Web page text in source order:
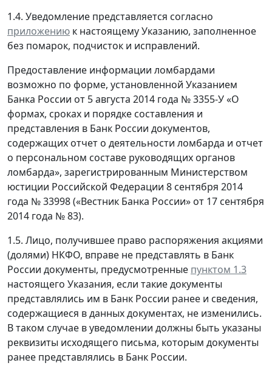
1.4. Уведомление представляется согласно
приложению к настоящему Указанию, заполненное
без помарок, подчисток и исправлений.
Предоставление информации ломбардами
возможно по форме, установленной Указанием
Банка России от 5 августа 2014 года № 3355-У «О
формах, сроках и порядке составления и
представления в Банк России документов,
содержащих отчет о деятельности ломбарда и отчет
о персональном составе руководящих органов
ломбарда», зарегистрированным Министерством
юстиции Российской Федерации 8 сентября 2014
года № 33998 («Вестник Банка России» от 17 сентября
2014 года № 83).
1.5. Лицо, получившее право распоряжения акциями
(долями) НКФО, вправе не представлять в Банк
России документы, предусмотренные пунктом 1.3
настоящего Указания, если такие документы
представлялись им в Банк России ранее и сведения,
содержащиеся в данных документах, не изменились.
В таком случае в уведомлении должны быть указаны
реквизиты исходящего письма, которым документы
ранее представлялись в Банк России.